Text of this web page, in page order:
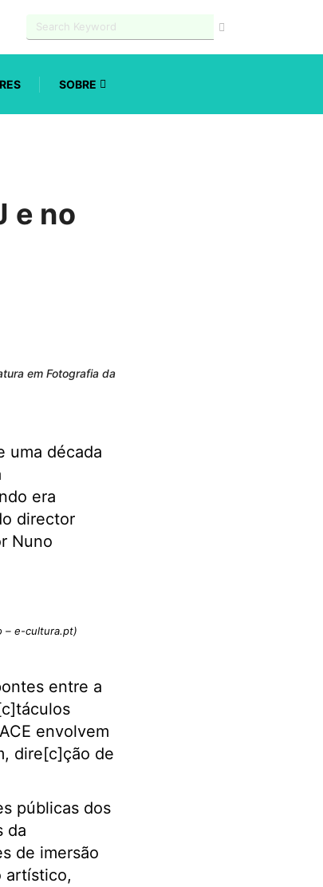
SOBRE
e no
em Fotografia da
uma década
era
director
Nuno
– e-cultura.pt)
entre a
envolvem
dire[c]ção de
públicas dos
da
de imersão
artístico,